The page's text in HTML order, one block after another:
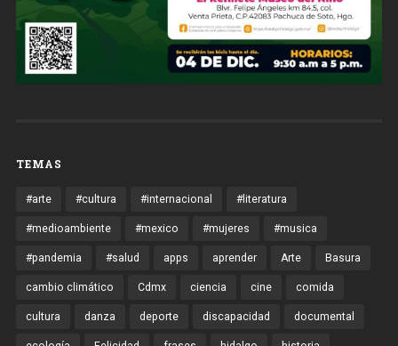
TEMAS
#arte #cultura #internacional #literatura
#medioambiente #mexico #mujeres #musica
#pandemia #salud apps aprender Arte Basura
cambio climático Cdmx ciencia cine comida
cultura danza deporte discapacidad documental